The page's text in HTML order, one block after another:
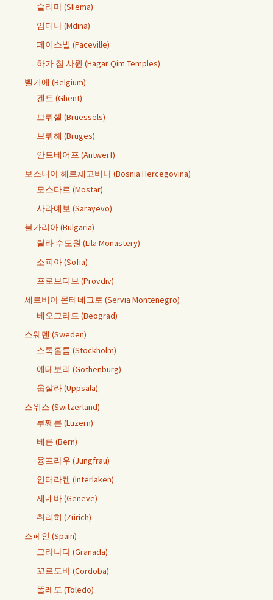
슬리마 (Sliema)
임디나 (Mdina)
페이스빌 (Paceville)
하가 침 사원 (Hagar Qim Temples)
벨기에 (Belgium)
겐트 (Ghent)
브뤼셀 (Bruessels)
브뤼헤 (Bruges)
안트베어프 (Antwerf)
보스니아 헤르체고비나 (Bosnia Hercegovina)
모스타르 (Mostar)
사라예보 (Sarayevo)
불가리아 (Bulgaria)
릴라 수도원 (Lila Monastery)
소피아 (Sofia)
프로브디브 (Provdiv)
세르비아 몬테네그로 (Servia Montenegro)
베오그라드 (Beograd)
스웨덴 (Sweden)
스톡홀름 (Stockholm)
예테보리 (Gothenburg)
웁살라 (Uppsala)
스위스 (Switzerland)
루쩨른 (Luzern)
베른 (Bern)
융프라우 (Jungfrau)
인터라켄 (Interlaken)
제네바 (Geneve)
취리히 (Zürich)
스페인 (Spain)
그라나다 (Granada)
꼬르도바 (Cordoba)
똘레도 (Toledo)